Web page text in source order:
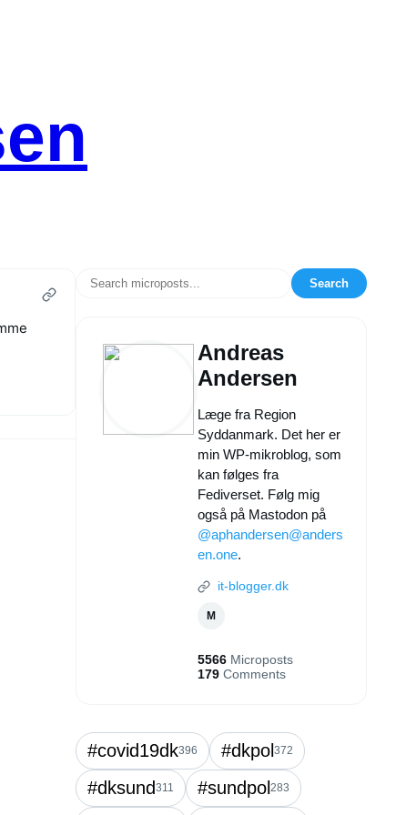
Search
Andreas
Andersen
Læge fra Region
Syddanmark. Det her er
min WP-mikroblog, som
kan følges fra
Fediverset. Følg mig
også på Mastodon på
@aphandersen@anders
en.one.
it-blogger.dk
M
5566 Microposts
179 Comments
#covid19dk396 #dkpol372
#dksund311 #sundpol283